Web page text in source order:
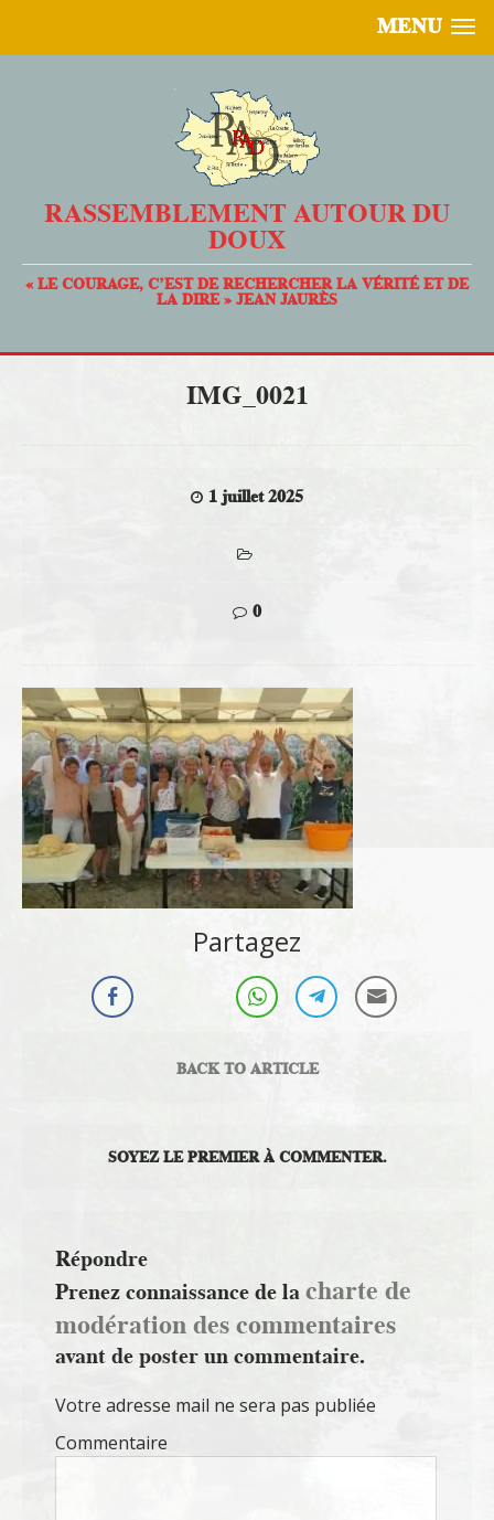
MENU
RASSEMBLEMENT AUTOUR DU
DOUX
« LE COURAGE, C’EST DE RECHERCHER LA VÉRITÉ ET DE
LA DIRE » JEAN JAURÈS
IMG_0021
1 juillet 2025
0
Partagez
BACK TO ARTICLE
SOYEZ LE PREMIER À COMMENTER.
Répondre
Prenez connaissance de lacharte de
modération des commentaires
avant de poster un commentaire.
Votre adresse mail ne sera pas publiée
Commentaire